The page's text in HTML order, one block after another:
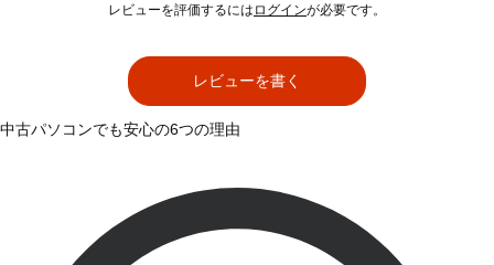
レビューを評価するには ログインが必要です。
レビューを書く
中古パソコンでも安心の6つの理由